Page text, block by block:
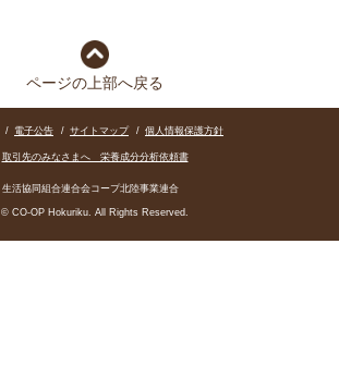
ページの上部へ戻る
/ 電子公告 / サイトマップ / 個人情報保護方針
取引先のみなさまへ 栄養成分分析依頼書
生活協同組合連合会コープ北陸事業連合
© CO-OP Hokuriku. All Rights Reserved.